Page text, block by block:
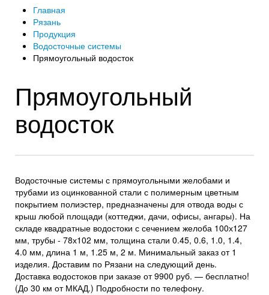
Главная
Рязань
Продукция
Водосточные системы
Прямоугольный водосток
Прямоугольный
водосток
Водосточные системы с прямоугольными желобами и
трубами из оцинкованной стали с полимерным цветным
покрытием полиэстер, предназначены для отвода воды с
крыш любой площади (коттеджи, дачи, офисы, ангары). На
складе квадратные водостоки с сечением желоба 100х127
мм, трубы - 78х102 мм, толщина стали 0.45, 0.6, 1.0, 1.4,
4.0 мм, длина 1 м, 1.25 м, 2 м. Минимальный заказ от 1
изделия. Доставим по Рязани на следующий день.
Доставка водостоков при заказе от 9900 руб. — бесплатно!
(До 30 км от МКАД.) Подробности по телефону.